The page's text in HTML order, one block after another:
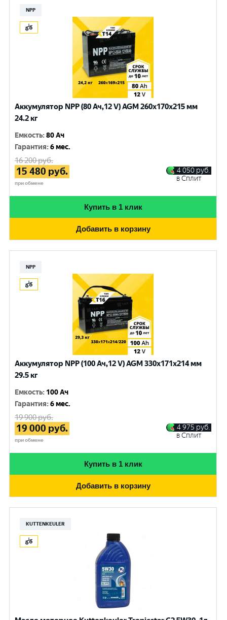
NPP
Аккумулятор NPP (80 Ач,12 V) AGM 260x170x215 мм
24.2 кг
Емкость:80 Ач
Гарантия:6 мес.
16 200руб.
15 480 руб.
при обмене
4 050 руб.
в Сплит
Купить в 1 клик
Добавить в корзину
NPP
Аккумулятор NPP (100 Ач,12 V) AGM 330x171x214 мм
29.5 кг
Емкость: 100 Ач
Гарантия:6 мес.
19 900руб.
19 000 руб.
при обмене
4 975 руб.
в Сплит
Купить в 1 клик
Добавить в корзину
KUTTENKEULER